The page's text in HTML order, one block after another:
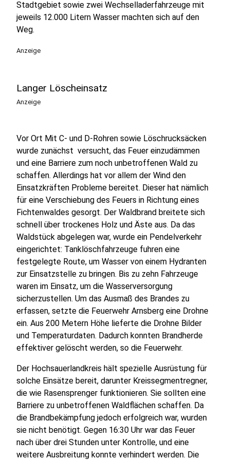
Stadtgebiet sowie zwei Wechselladerfahrzeuge mit
jeweils 12.000 Litern Wasser machten sich auf den
Weg.
Anzeige
Langer Löscheinsatz
Anzeige
Vor Ort Mit C- und D-Rohren sowie Löschrucksäcken
wurde zunächst versucht, das Feuer einzudämmen
und eine Barriere zum noch unbetroffenen Wald zu
schaffen. Allerdings hat vor allem der Wind den
Einsatzkräften Probleme bereitet. Dieser hat nämlich
für eine Verschiebung des Feuers in Richtung eines
Fichtenwaldes gesorgt. Der Waldbrand breitete sich
schnell über trockenes Holz und Äste aus. Da das
Waldstück abgelegen war, wurde ein Pendelverkehr
eingerichtet: Tanklöschfahrzeuge fuhren eine
festgelegte Route, um Wasser von einem Hydranten
zur Einsatzstelle zu bringen. Bis zu zehn Fahrzeuge
waren im Einsatz, um die Wasserversorgung
sicherzustellen. Um das Ausmaß des Brandes zu
erfassen, setzte die Feuerwehr Arnsberg eine Drohne
ein. Aus 200 Metern Höhe lieferte die Drohne Bilder
und Temperaturdaten. Dadurch konnten Brandherde
effektiver gelöscht werden, so die Feuerwehr.
Der Hochsauerlandkreis hält spezielle Ausrüstung für
solche Einsätze bereit, darunter Kreissegmentregner,
die wie Rasensprenger funktionieren. Sie sollten eine
Barriere zu unbetroffenen Waldflächen schaffen. Da
die Brandbekämpfung jedoch erfolgreich war, wurden
sie nicht benötigt. Gegen 16:30 Uhr war das Feuer
nach über drei Stunden unter Kontrolle, und eine
weitere Ausbreitung konnte verhindert werden. Die